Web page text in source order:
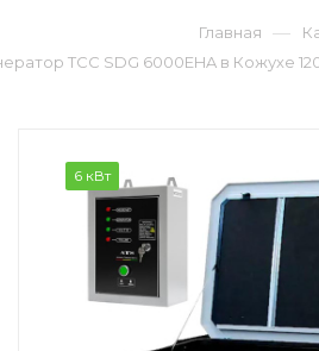
Главная —
ТСС SDG 6000EHA в Кожухе
6 кВт